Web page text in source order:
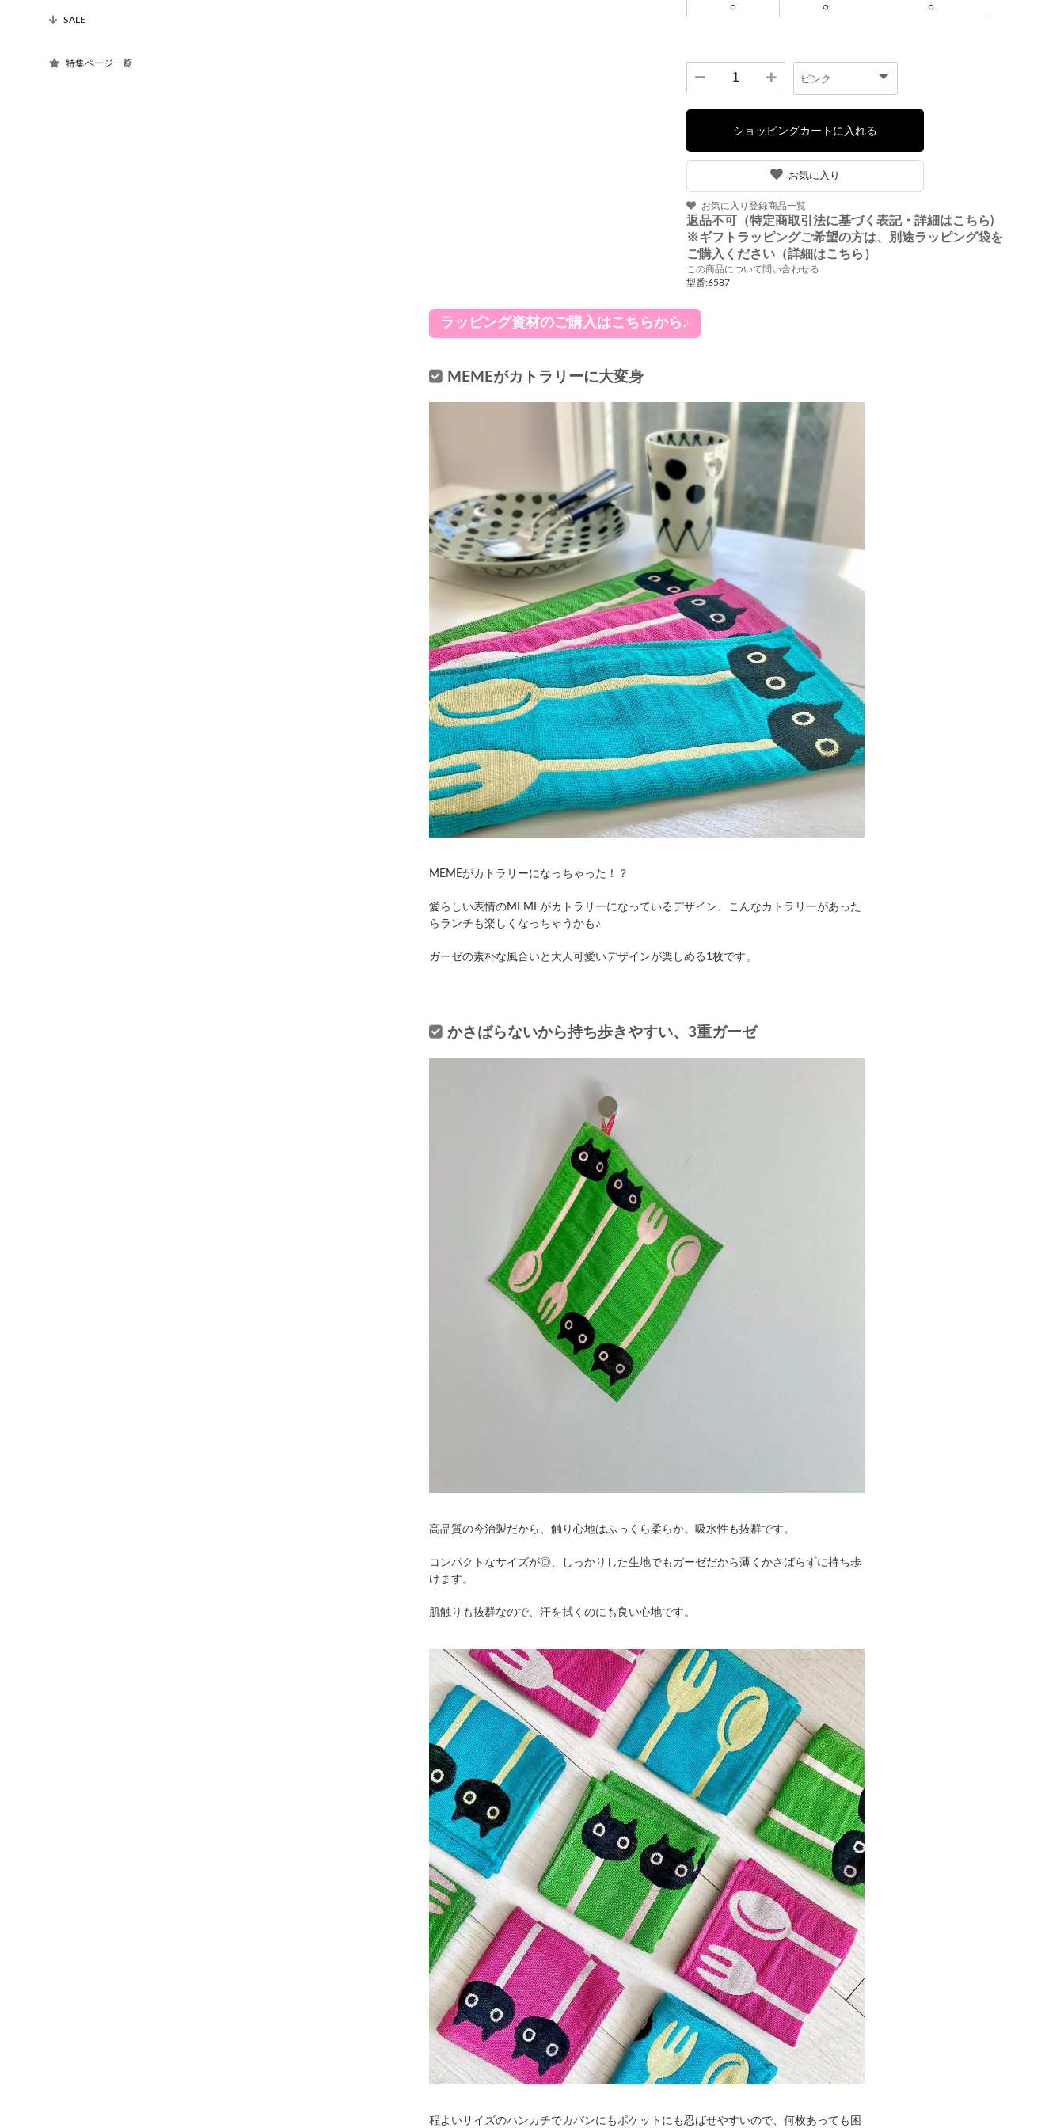
SALE
特集ページ一覧
お気に入り
お気に入り登録商品一覧
返品不可（特定商取引法に基づく表記・詳細はこちら)
※ギフトラッピングご希望の方は、別途ラッピング袋を
ご購入ください（詳細はこちら）
この商品について問い合わせる
型番:6587
ラッピング資材のご購入はこちらから♪
MEMEがカトラリーに大変身
MEMEがカトラリーになっちゃった！？
愛らしい表情のMEMEがカトラリーになっているデザイン、こんなカトラリーがあった
らランチも楽しくなっちゃうかも♪
ガーゼの素朴な風合いと大人可愛いデザインが楽しめる1枚です。
かさばらないから持ち歩きやすい、3重ガーゼ
高品質の今治製だから、触り心地はふっくら柔らか。吸水性も抜群です。
コンパクトなサイズが◎、しっかりした生地でもガーゼだから薄くかさばらずに持ち歩
けます。
肌触りも抜群なので、汗を拭くのにも良い心地です。
程よいサイズのハンカチでカバンにもポケットにも忍ばせやすいので、何枚あっても困